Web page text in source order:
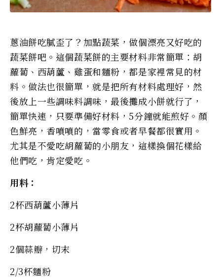
蔥油餅吃膩歪了？加點蔬菜，做個漂亮又好吃的
蔬菜餅吧。這個蔬菜餅的主要材料非常簡單：胡
蘿蔔、西葫蘆、雞蛋和麵粉，都是家裡常見的材
料。做法也很簡單，就是把所有材料處理好，然
後放上一些調味料調味，最後攤成小餅就行了，
簡單快速，只要準備好材料，5分鐘就能煎好。顏
色鮮亮，香噴噴的，當零食或者早餐都很實用。
尤其是不愛吃胡蘿蔔的小朋友，這樣換個花樣給
他們吃，肯定愛吃。
用料：
2杯西葫蘆小薄片
2杯胡蘿蔔小薄片
2個蒜瓣，切末
2/3杯麵粉